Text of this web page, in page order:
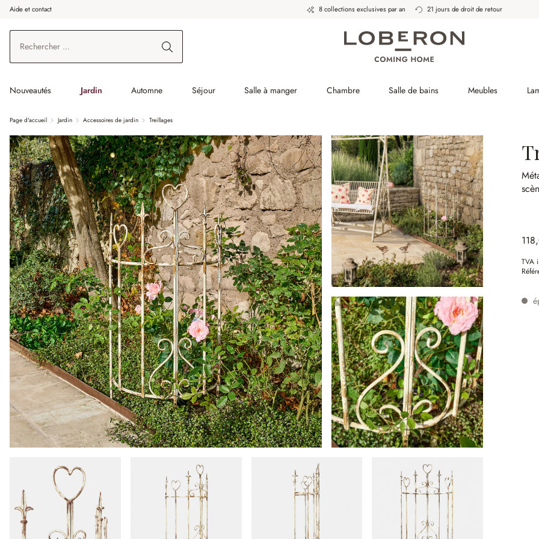
au contenu principal
Aller à la recherche
Aller à la navigation principale
Aide et contact 8 collections exclusives par an 21 jours de droit de retour
Nouveautés Jardin Automne Séjour Salle à manger Chambre Salle de bains Meubles
Page d'accueil Jardin Accessoires de jardin Treillages
TVA